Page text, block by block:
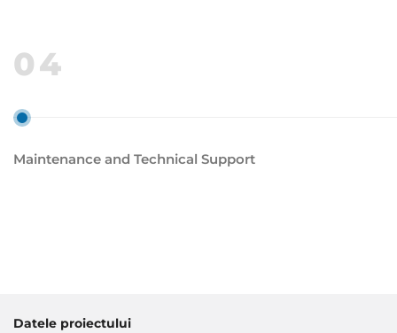
04
Maintenance and Technical Support
Datele proiectului